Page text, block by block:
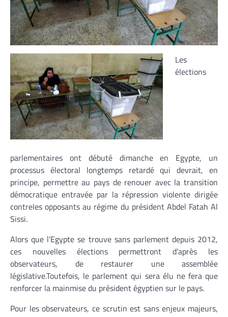
Les
élections
parlementaires ont débuté dimanche en Egypte, un
processus électoral longtemps retardé qui devrait, en
principe, permettre au pays de renouer avec la transition
démocratique entravée par la répression violente dirigée
contreles opposants au régime du président Abdel Fatah Al
Sissi.
Alors que l’Egypte se trouve sans parlement depuis 2012,
ces nouvelles élections permettront d’après les
observateurs, de restaurer une assemblée
législative.Toutefois, le parlement qui sera élu ne fera que
renforcer la mainmise du président égyptien sur le pays.
Pour les observateurs, ce scrutin est sans enjeux majeurs,